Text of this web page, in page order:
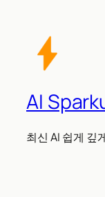
AI
최신 AI 쉽게 깊